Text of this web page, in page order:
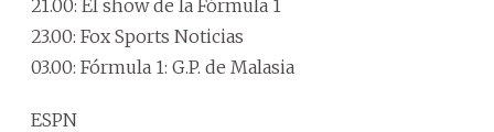
21.00: El show de la Fórmula 1
23.00: Fox Sports Noticias
03.00: Fórmula 1: G.P. de Malasia
ESPN